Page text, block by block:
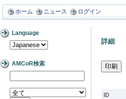
ホーム ニュース ログイン
Language
AMCoR検索
詳細
ID